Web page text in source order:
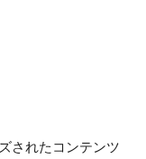
されたコンテンツ